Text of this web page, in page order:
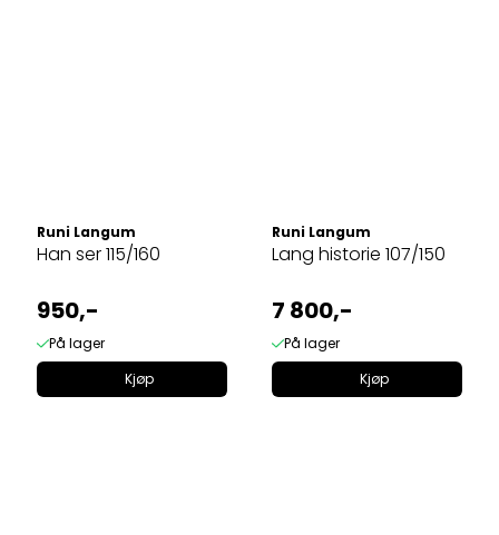
Runi Langum
Han ser 115/160
950,-
På lager
Kjøp
Runi Langum
Lang historie 107/150
7 800,-
På lager
Kjøp